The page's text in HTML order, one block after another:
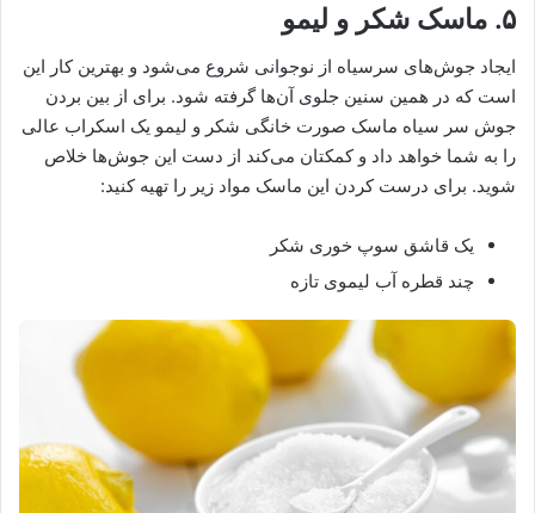
۵. ماسک شکر و لیمو
ایجاد جوش‌های سرسیاه از نوجوانی شروع می‌شود و بهترین کار این
است که در همین سنین جلوی آن‌ها گرفته شود. برای از بین بردن
جوش سر سیاه ماسک صورت خانگی شکر و لیمو یک اسکراب عالی
را به شما خواهد داد و کمکتان می‌کند از دست این جوش‌ها خلاص
شوید. برای درست کردن این ماسک مواد زیر را تهیه کنید:
یک قاشق سوپ خوری شکر
چند قطره آب لیموی تازه